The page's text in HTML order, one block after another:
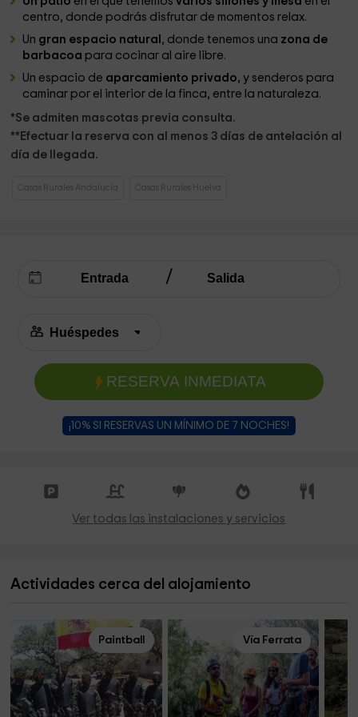
centro, donde podrás disfrutar de momentos relax.
Un gran espacio natural , donde tenemos una zona de
barbacoa para cocinar al aire libre.
Un espacio de aparcamiento privado, y senderos para
caminar por el interior de la finca, entre la naturaleza.
*Se admiten mascotas previa consulta.
**Efectuar la reserva con al menos 3 días de antelación al
día de llegada.
Casas Rurales Andalucía Casas Rurales Huelva
RESERVA INMEDIATA
¡10% SI RESERVAS UN MÍNIMO DE 7 NOCHES!
Ver todas las instalaciones y servicios
Actividades cerca del alojamiento
Paintball Vía Ferrata